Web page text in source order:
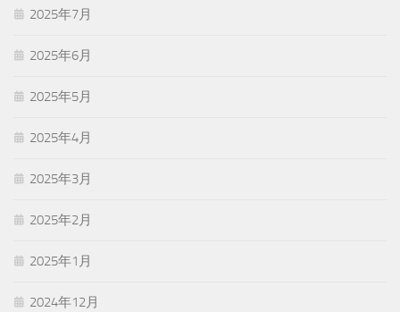
2025年7月
2025年6月
2025年5月
2025年4月
2025年3月
2025年2月
2025年1月
2024年12月